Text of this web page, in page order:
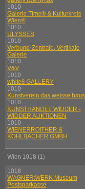
1010
Galerie Time® & Kulturkreis
Wien®
1010
ULYSSES
1010
Verbund-Zentrale, Vertikale
Galerie
1010
V&V
1010
white8 GALLERY
1010
Kunstverein das weisse haus
1010
KUNSTHANDEL WIDDER -
WIDDER AUKTIONEN
1010
WIENERROITHER &
KOHLBACHER GMBH
Wien 1018 (1)
1018
WAGNER:WERK Museum
Postsparkasse